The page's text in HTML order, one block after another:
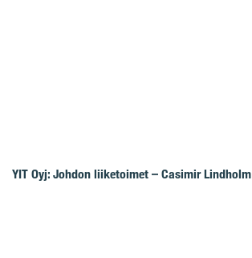
YIT Oyj: Johdon liiketoimet – Casimir Lindholm